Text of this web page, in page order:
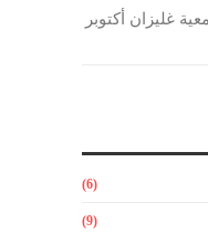
غليزان أكتوبر
(6)
(9)